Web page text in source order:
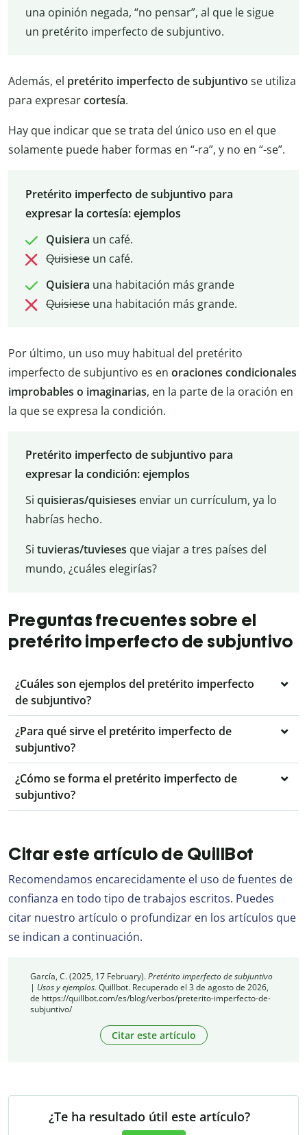
una opinión negada, “no pensar”, al que le sigue
un pretérito imperfecto de subjuntivo.
Además, el pretérito imperfecto de subjuntivo se utiliza
para expresarcortesía.
Hay que indicar que se trata del único uso en el que
solamente puede haber formas en “-ra”, y no en “-se”.
Pretérito imperfecto de subjuntivo para
expresar la cortesía: ejemplos
Quisiera un café.
Quisieseun café.
Quisiera una habitación más grande
Quisieseuna habitación más grande.
Por último, un uso muy habitual del pretérito
imperfecto de subjuntivo es en oraciones condicionales
improbables o imaginarias, en la parte de la oración en
la que se expresa la condición.
Pretérito imperfecto de subjuntivo para
expresar la condición: ejemplos
Si quisieras/quisieses enviar un currículum, ya lo
habrías hecho.
Si tuvieras/tuvieses que viajar a tres países del
mundo, ¿cuáles elegirías?
Preguntas frecuentes sobre el
pretérito imperfecto de subjuntivo
¿Cuáles son ejemplos del pretérito imperfecto
de subjuntivo?
¿Para qué sirve el pretérito imperfecto de
subjuntivo?
¿Cómo se forma el pretérito imperfecto de
subjuntivo?
Citar este artículo de QuillBot
Recomendamos encarecidamente el uso de fuentes de
confianza en todo tipo de trabajos escritos. Puedes
citar nuestro artículo o profundizar en los artículos que
se indican a continuación.
García, C. (2025, 17 February).Pretérito imperfecto de subjuntivo
| Usos y ejemplos. Quillbot. Recuperado el 3 de agosto de 2026,
de https://quillbot.com/es/blog/verbos/preterito-imperfecto-de-
subjuntivo/
Citar este artículo
¿Te ha resultado útil este artículo?